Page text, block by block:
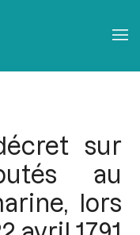
sur
au
lors